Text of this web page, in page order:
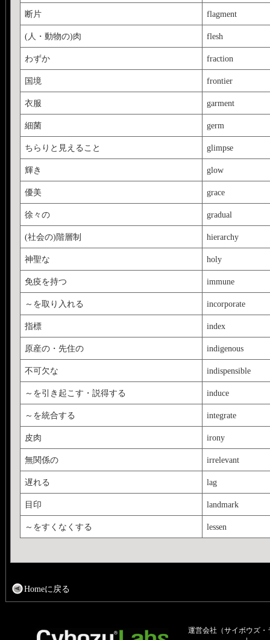
断片 flagment
(人・動物の)肉 flesh
わずか fraction
国境 frontier
衣服 garment
細菌 germ
ちらりと見えること glimpse
輝き glow
優美 grace
徐々の gradual
(社会の)階層制 hierarchy
神聖な holy
免疫を持つ immune
～を取り入れる incorporate
指標 index
原産の・先住の indigenous
不可欠な indispensible
～を引き起こす・説得する induce
～を統合する integrate
皮肉 irony
無関係の irrelevant
遅れる lag
目印 landmark
～をすくなくする lessen
Homeに戻る
運営会社（サイボウズ・